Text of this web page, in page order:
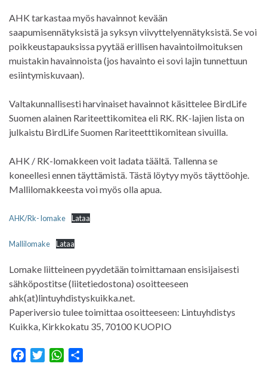
AHK tarkastaa myös havainnot kevään
saapumisennätyksistä ja syksyn viivyttelyennätyksistä. Se voi
poikkeustapauksissa pyytää erillisen havaintoilmoituksen
muistakin havainnoista (jos havainto ei sovi lajin tunnettuun
esiintymiskuvaan).
Valtakunnallisesti harvinaiset havainnot käsittelee BirdLife
Suomen alainen Rariteettikomitea eli RK. RK-lajien lista on
julkaistu BirdLife Suomen Rariteetttikomitean sivuilla.
AHK / RK-lomakkeen voit ladata täältä. Tallenna se
koneellesi ennen täyttämistä. Tästä löytyy myös täyttöohje.
Mallilomakkeesta voi myös olla apua.
AHK/Rk- lomake Lataa
Mallilomake Lataa
Lomake liitteineen pyydetään toimittamaan ensisijaisesti
sähköpostitse (liitetiedostona) osoitteeseen
ahk(at)lintuyhdistyskuikka.net.
Paperiversio tulee toimittaa osoitteeseen: Lintuyhdistys
Kuikka, Kirkkokatu 35, 70100 KUOPIO
W